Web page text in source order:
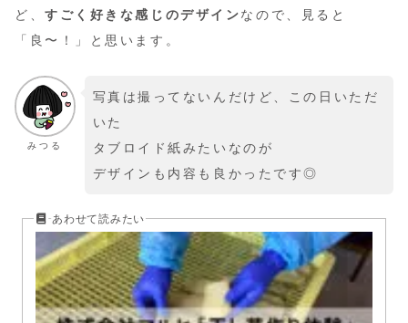
ど、すごく好きな感じのデザインなので、見ると
「良〜！」と思います。
みつる
写真は撮ってないんだけど、この日いただ
いた
タブロイド紙みたいなのが
デザインも内容も良かったです◎